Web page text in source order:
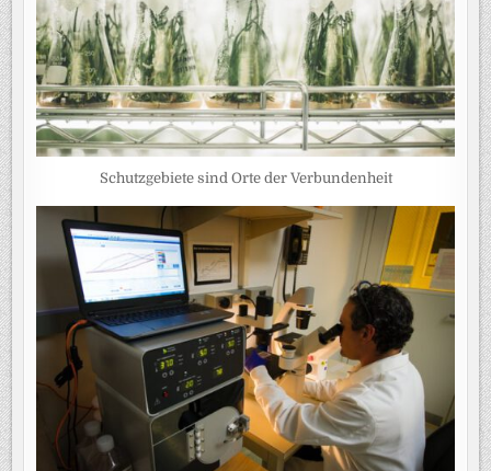
Schutzgebiete sind Orte der Verbundenheit